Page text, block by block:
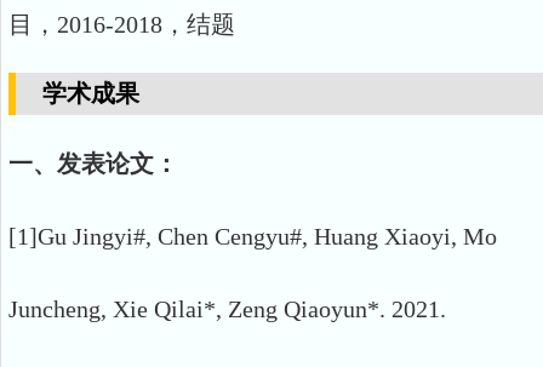
目，2016-2018，结题
学术成果
一、发表论文：
[1]Gu Jingyi#, Chen Cengyu#, Huang Xiaoyi, Mo
Juncheng, Xie Qilai*, Zeng Qiaoyun*. 2021.